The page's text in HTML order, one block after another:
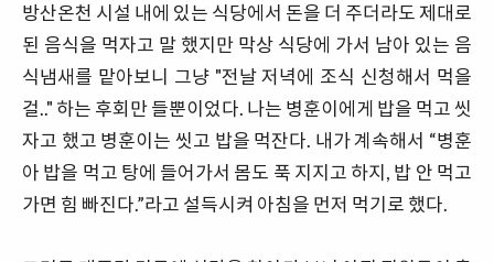
방산온천 시설 내에 있는 식당에서 돈을 더 주더라도 제대로
된 음식을 먹자고 말 했지만 막상 식당에 가서 남아 있는 음
식냄새를 맡아보니 그냥 "전날 저녁에 조식 신청해서 먹을
걸.." 하는 후회만 들뿐이었다. 나는 병훈이에게 밥을 먹고 씻
자고 했고 병훈이는 씻고 밥을 먹잔다. 내가 계속해서 “병훈
아 밥을 먹고 탕에 들어가서 몸도 푹 지지고 하지, 밥 안 먹고
가면 힘 빠진다.”라고 설득시켜 아침을 먼저 먹기로 했다.